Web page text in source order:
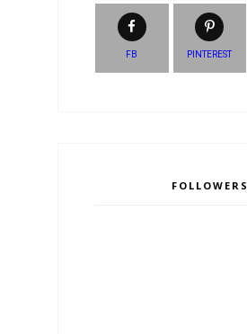
FB PINTEREST
FOLLOWERS